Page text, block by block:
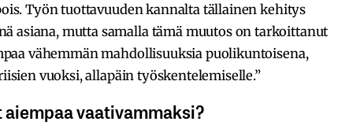
Työn tuottavuuden kannalta tällainen kehitys
asiana, mutta samalla tämä muutos on tarkoittanut
vähemmän mahdollisuuksia puolikuntoisena,
vuoksi, allapäin työskentelemiselle.”
vaativammaksi?